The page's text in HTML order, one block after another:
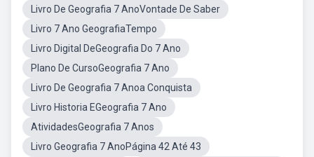
Livro De Geografia 7 AnoVontade De Saber
Livro 7 Ano GeografiaTempo
Livro Digital DeGeografia Do 7 Ano
Plano De CursoGeografia 7 Ano
Livro De Geografia 7 Anoa Conquista
Livro Historia EGeografia 7 Ano
AtividadesGeografia 7 Anos
Livro Geografia 7 AnoPágina 42 Até 43